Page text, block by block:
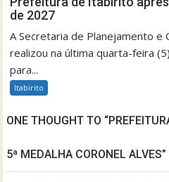
de 2027
A Secretaria de Planejamento
realizou na última quarta-feira
para...
Itabirito
ONE THOUGHT TO
5ª MEDALHA CORONEL ALVES”